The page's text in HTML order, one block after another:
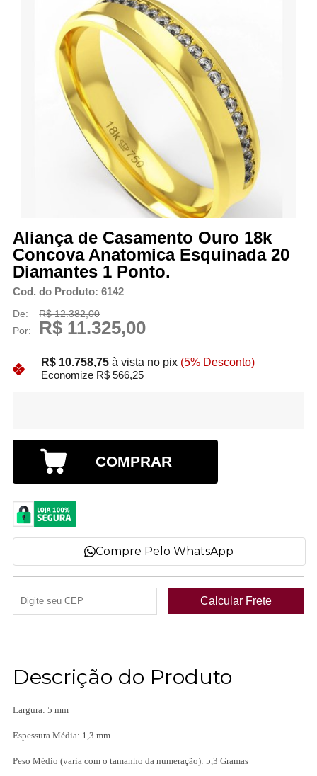
Aliança de Casamento Ouro 18k
Concova Anatomica Esquinada 20
Diamantes 1 Ponto.
Cod. do Produto: 6142
De:
R$ 12.382,00
Por:
R$ 11.325,00
R$ 10.758,75 à vista no pix (5% Desconto)
Economize R$ 566,25
COMPRAR
Compre Pelo WhatsApp
Descrição do Produto
Largura: 5 mm
Espessura Média: 1,3 mm
Peso Médio (varia com o tamanho da numeração): 5,3 Gramas